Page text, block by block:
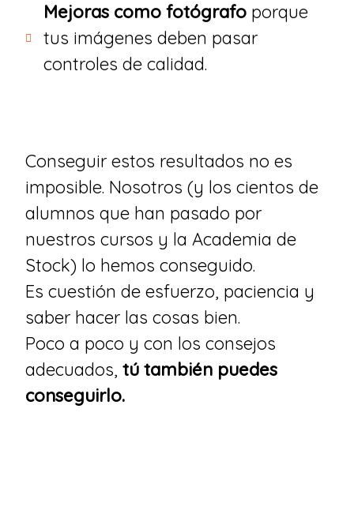
Mejoras como fotógrafoporque
tus imágenes deben pasar
controles de calidad.
Conseguir estos resultados no es
imposible. Nosotros (y los cientos de
alumnos que han pasado por
nuestros cursos y la Academia de
Stock) lo hemos conseguido.
Es cuestión de esfuerzo, paciencia y
saber hacer las cosas bien.
Poco a poco y con los consejos
adecuados,tú también puedes
conseguirlo.